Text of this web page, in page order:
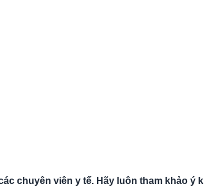
chuyên viên y tế. Hãy luôn tham khảo